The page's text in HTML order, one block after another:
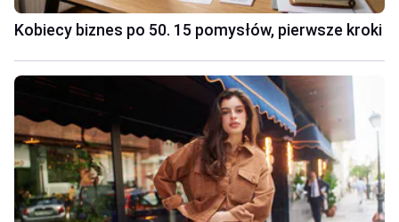
Kobiecy biznes po 50. 15 pomysłów, pierwsze kroki